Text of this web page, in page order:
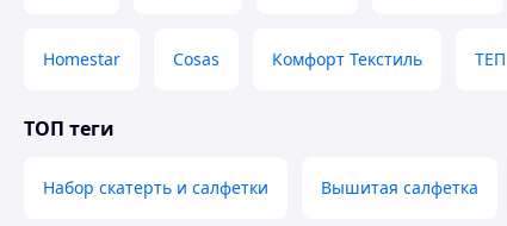
Чому варто купувати Товар
Homestar Cosas Комфорт Текстиль ТЕП
ТОП теги
Набор скатерть и салфетки Вышитая салфетка